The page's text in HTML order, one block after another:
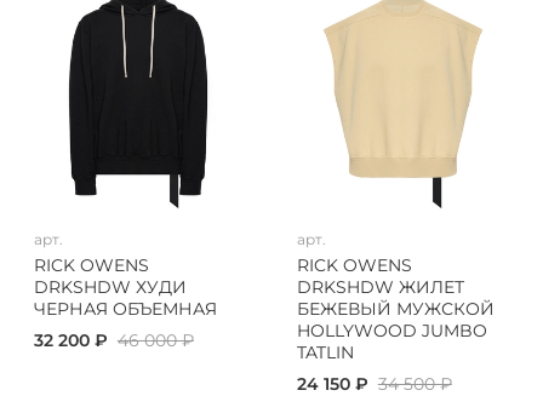
арт.
RICK OWENS
DRKSHDW ХУДИ
ЧЕРНАЯ ОБЪЕМНАЯ
32 200 ₽ 46 000 ₽
арт.
RICK OWENS
DRKSHDW ЖИЛЕТ
БЕЖЕВЫЙ МУЖСКОЙ
HOLLYWOOD JUMBO
TATLIN
24 150 ₽ 34 500 ₽